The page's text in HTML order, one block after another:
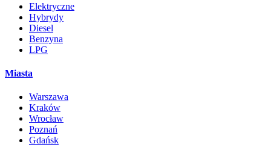
Elektryczne
Hybrydy
Diesel
Benzyna
LPG
Miasta
Warszawa
Kraków
Wrocław
Poznań
Gdańsk